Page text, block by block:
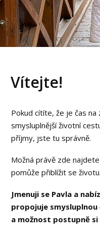
Vítejte!
Pokud cítíte, že je čas
smysluplnější životní
příjmy, jste tu správně.
Možná právě zde
pomůže přiblížit se
Jmenuji se Pavla a
propojuje
a možnost postupně